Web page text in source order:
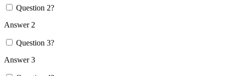
Question 2?
Answer 2
Question 3?
Answer 3